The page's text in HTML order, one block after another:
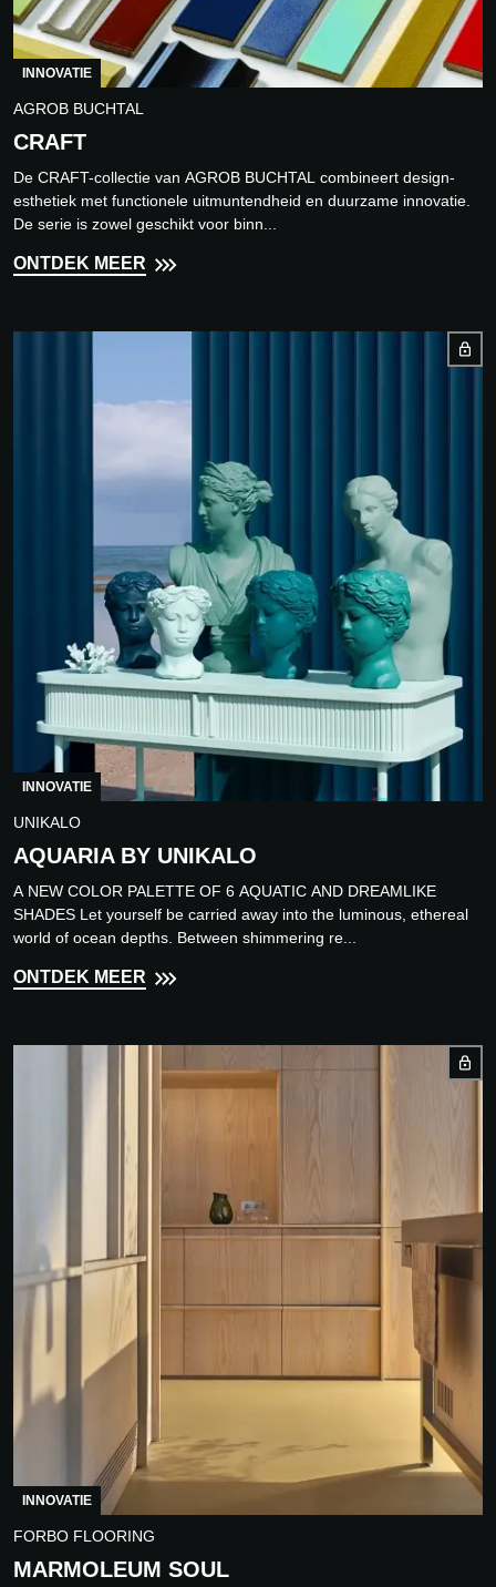
INNOVATIE
AGROB BUCHTAL
CRAFT
De CRAFT-collectie van AGROB BUCHTAL combineert design-
esthetiek met functionele uitmuntendheid en duurzame innovatie.
De serie is zowel geschikt voor binn...
ONTDEK MEER
INNOVATIE
UNIKALO
AQUARIA BY UNIKALO
A NEW COLOR PALETTE OF 6 AQUATIC AND DREAMLIKE
SHADES Let yourself be carried away into the luminous, ethereal
world of ocean depths. Between shimmering re...
ONTDEK MEER
INNOVATIE
FORBO FLOORING
MARMOLEUM SOUL